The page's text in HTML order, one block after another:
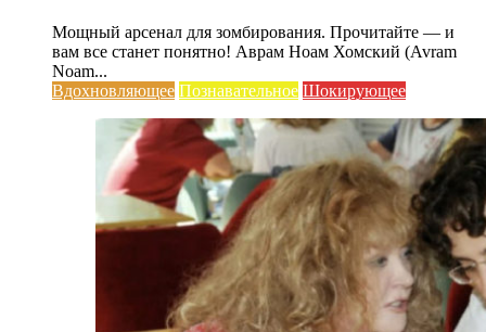
Мощный арсенал для зомбирования. Прочитайте — и
вам все станет понятно! Аврам Ноам Хомский (Avram
Noam...
Вдохновляющее Познавательное Шокирующее